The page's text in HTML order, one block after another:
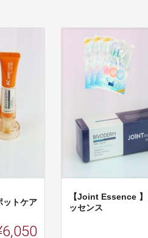
ットケア
【Joint Essence
ッセンス